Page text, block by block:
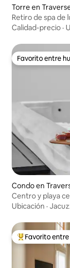
Torre en
Retiro de spa de
Calidad-precio ·
Favorito entre
Favorito entre
Condo en
Centro y playa
Ubicación ·
Favorito entre
Favorito